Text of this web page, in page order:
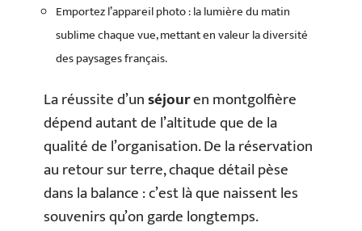
Emportez l’appareil photo : la lumière du matin
sublime chaque vue, mettant en valeur la diversité
des paysages français.
La réussite d’unséjouren montgolfière
dépend autant de l’altitude que de la
qualité de l’organisation. De la réservation
au retour sur terre, chaque détail pèse
dans la balance : c’est là que naissent les
souvenirs qu’on garde longtemps.